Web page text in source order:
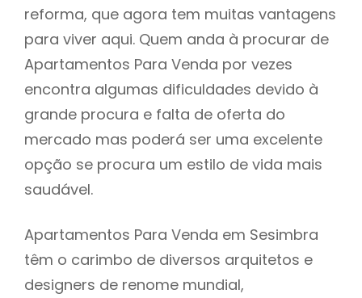
reforma, que agora tem muitas vantagens
para viver aqui. Quem anda à procurar de
Apartamentos Para Venda por vezes
encontra algumas dificuldades devido à
grande procura e falta de oferta do
mercado mas poderá ser uma excelente
opção se procura um estilo de vida mais
saudável.
Apartamentos Para Venda em Sesimbra
têm o carimbo de diversos arquitetos e
designers de renome mundial,